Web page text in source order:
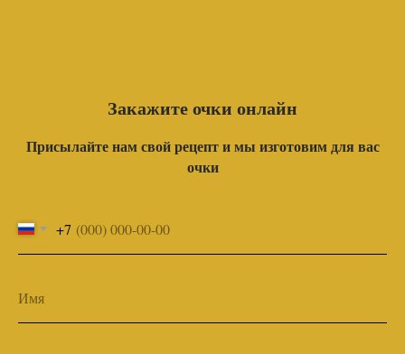
Закажите очки онлайн
Присылайте нам свой рецепт и мы изготовим для вас
очки
+7
Имя